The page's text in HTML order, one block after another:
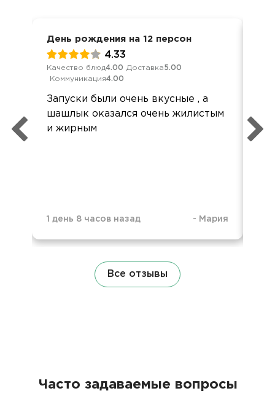
День рождения на 12 персон
4.33
Качество блюд4.00 Доставка5.00
Коммуникация4.00
Запуски были очень вкусные , а
шашлык оказался очень жилистым
и жирным
1 день 8 часов назад - Мария
Все отзывы
Часто задаваемые вопросы